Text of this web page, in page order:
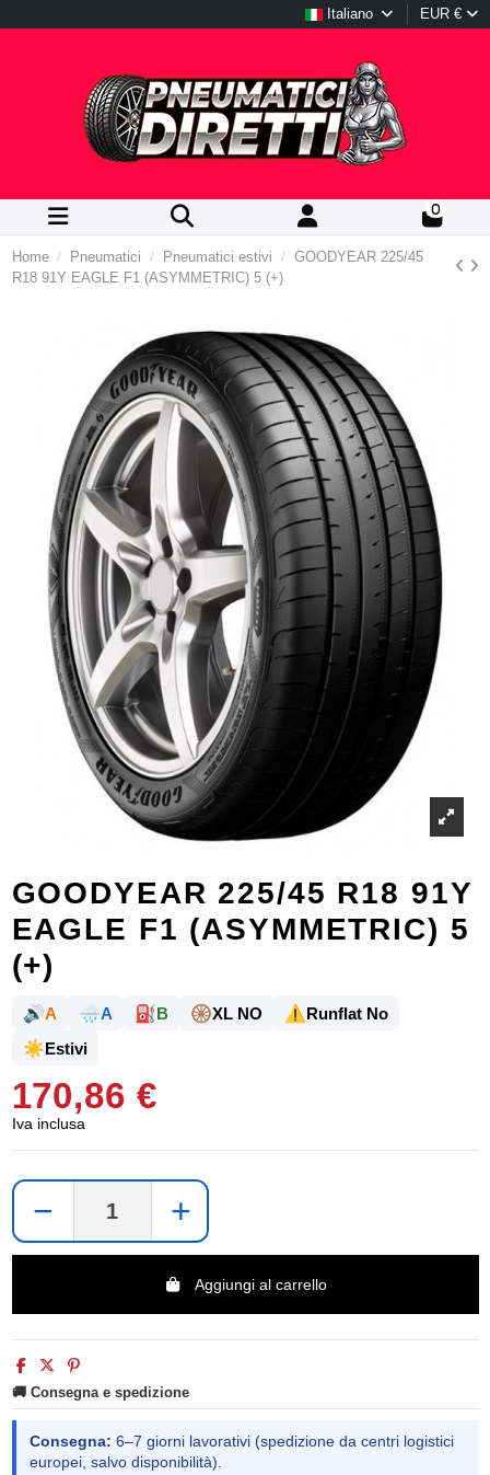
Italiano EUR €
0
Home Pneumatici Pneumatici estivi
GOODYEAR 225/45
R18 91Y EAGLE F1 (ASYMMETRIC) 5 (+)
GOODYEAR 225/45 R18 91Y
EAGLE F1 (ASYMMETRIC) 5
(+)
🔊A 🌧️A ⛽B 🛞XL NO ⚠️Runflat No
☀️Estivi
170,86 €
Iva inclusa
− +
Aggiungi al carrello
🚚 Consegna e spedizione
Consegna: 6–7 giorni lavorativi (spedizione da centri logistici
europei, salvo disponibilità).